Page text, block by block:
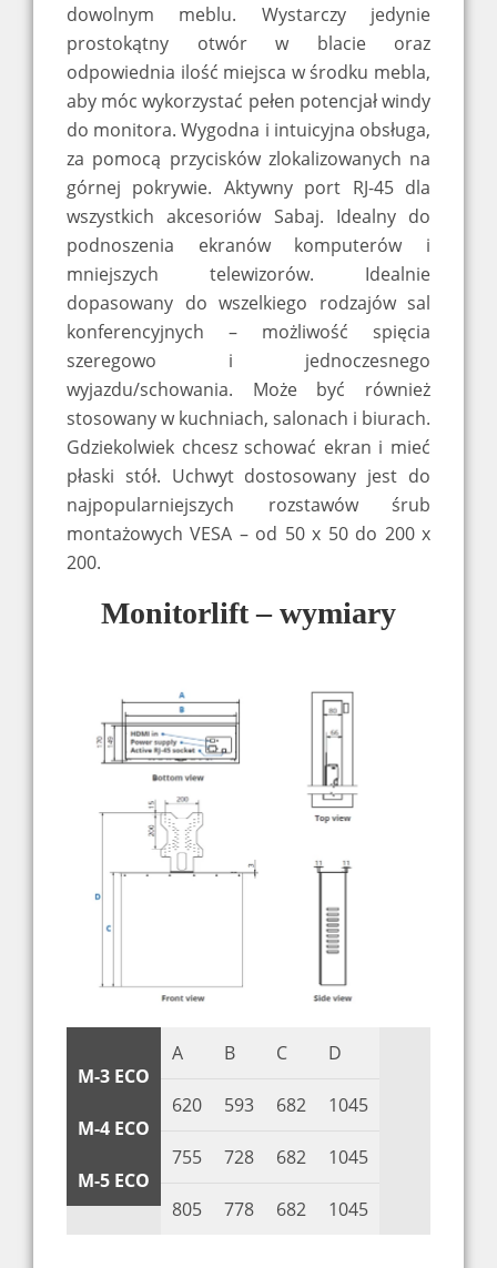
dowolnym meblu. Wystarczy jedynie
prostokątny otwór w blacie oraz
odpowiednia ilość miejsca w środku mebla,
aby móc wykorzystać pełen potencjał windy
do monitora. Wygodna i intuicyjna obsługa,
za pomocą przycisków zlokalizowanych na
górnej pokrywie. Aktywny port RJ-45 dla
wszystkich akcesoriów Sabaj. Idealny do
podnoszenia ekranów komputerów i
mniejszych telewizorów. Idealnie
dopasowany do wszelkiego rodzajów sal
konferencyjnych – możliwość spięcia
szeregowo i jednoczesnego
wyjazdu/schowania. Może być również
stosowany w kuchniach, salonach i biurach.
Gdziekolwiek chcesz schować ekran i mieć
płaski stół. Uchwyt dostosowany jest do
najpopularniejszych rozstawów śrub
montażowych VESA – od 50 x 50 do 200 x
200.
Monitorlift – wymiary
M-3 ECO
M-4 ECO
M-5 ECO
A
620
755
805
B
593
728
778
C
682
682
682
D
1045
1045
1045